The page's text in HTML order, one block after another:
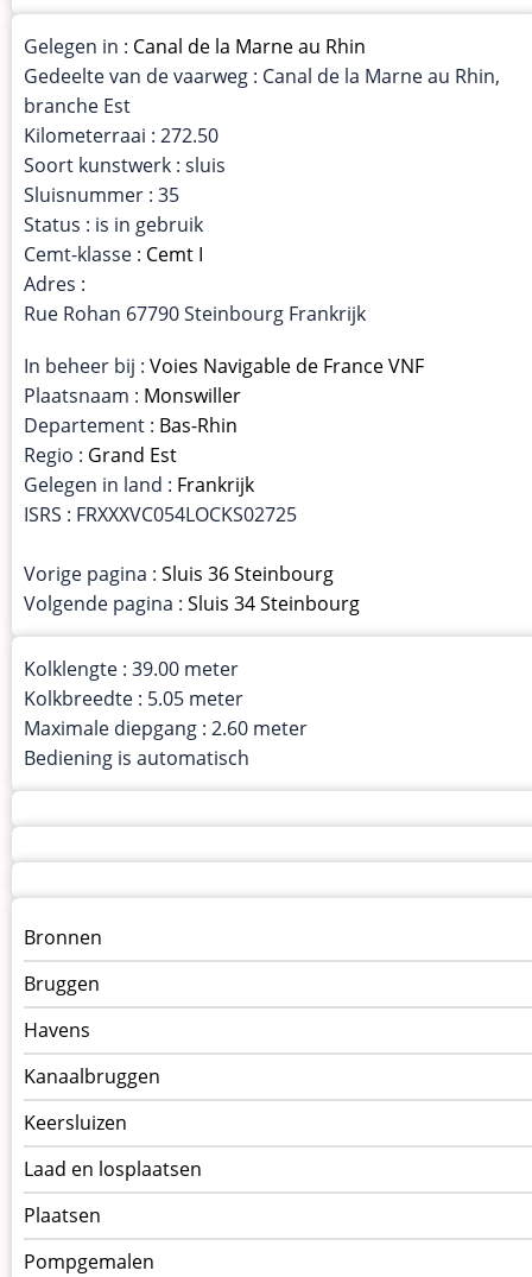
Gelegen in : Canal de la Marne au Rhin
Gedeelte van de vaarweg : Canal de la Marne au Rhin,
branche Est
Kilometerraai : 272.50
Soort kunstwerk : sluis
Sluisnummer : 35
Status : is in gebruik
Cemt-klasse : Cemt I
Adres :
Rue Rohan 67790 Steinbourg Frankrijk
In beheer bij : Voies Navigable de France VNF
Plaatsnaam : Monswiller
Departement : Bas-Rhin
Regio : Grand Est
Gelegen in land : Frankrijk
ISRS : FRXXXVC054LOCKS02725
Vorige pagina : Sluis 36 Steinbourg
Volgende pagina : Sluis 34 Steinbourg
Kolklengte : 39.00 meter
Kolkbreedte : 5.05 meter
Maximale diepgang : 2.60 meter
Bediening is automatisch
Menu
kunstwerken
op
kunstwerkpagina
Bronnen
Bruggen
Havens
Kanaalbruggen
Keersluizen
Laad en losplaatsen
Plaatsen
Pompgemalen